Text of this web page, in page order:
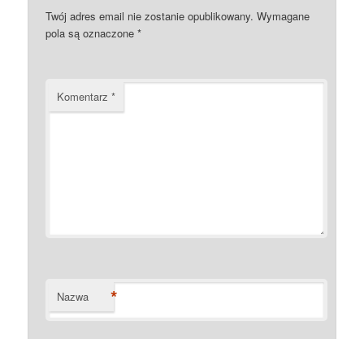
Twój adres email nie zostanie opublikowany. Wymagane
pola są oznaczone*
Komentarz*
Nazwa *